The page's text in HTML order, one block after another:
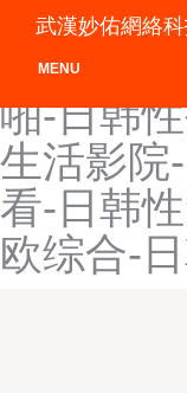
日韩性
韩性生
啪-日韩
生活影院
看-日韩
欧综合-
武漢妙佑網絡
MENU